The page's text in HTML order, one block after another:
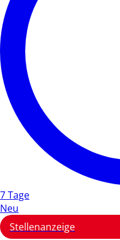
7 Tage
Neu
Stellenanzeige